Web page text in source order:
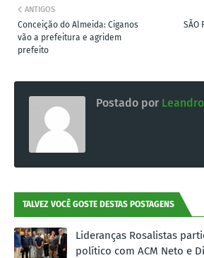
SÃO
ANTIGOS
Conceição do Almeida: Ciganos
vão a prefeitura e agridem
prefeito
Postado por
TALVEZ VOCÊ GOSTE DESTAS POSTAGENS
Lideranças Rosalistas
político com ACM Neto e